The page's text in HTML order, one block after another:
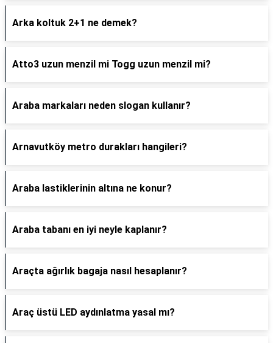
Arka koltuk 2+1 ne demek?
Atto3 uzun menzil mi Togg uzun menzil mi?
Araba markaları neden slogan kullanır?
Arnavutköy metro durakları hangileri?
Araba lastiklerinin altına ne konur?
Araba tabanı en iyi neyle kaplanır?
Araçta ağırlık bagaja nasıl hesaplanır?
Araç üstü LED aydınlatma yasal mı?